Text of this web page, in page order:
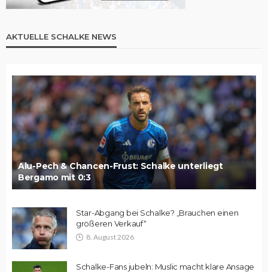
AKTUELLE SCHALKE NEWS
Alu-Pech & Chancen-Frust: Schalke unterliegt
Bergamo mit 0:3
Star-Abgang bei Schalke? „Brauchen einen
größeren Verkauf“
8. August 2026
Schalke-Fans jubeln: Muslic macht klare Ansage